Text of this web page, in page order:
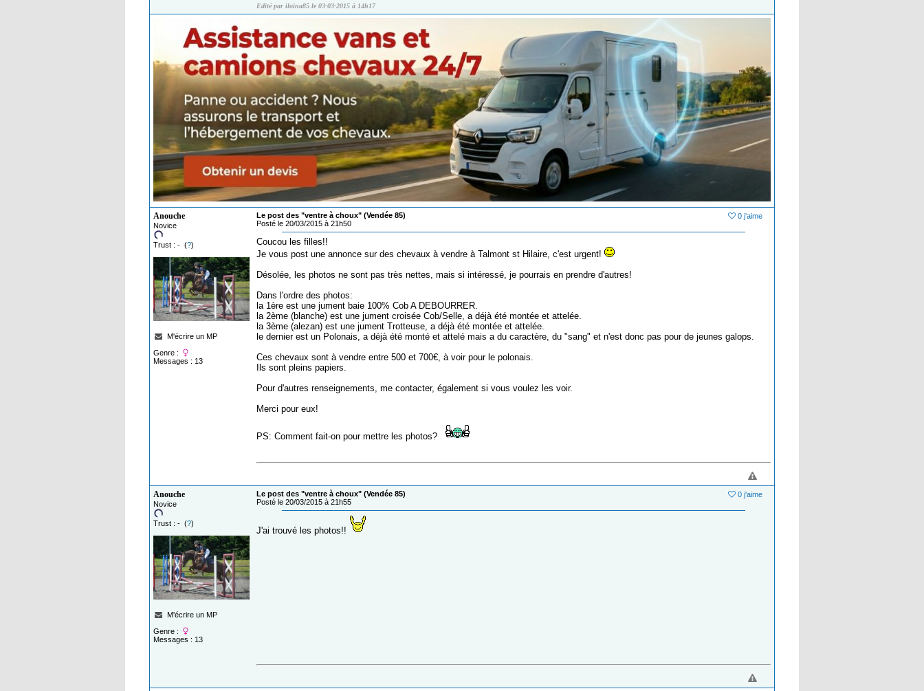
Edité par iloina85 le 03-03-2015 à 14h17
Anouche
Novice
Trust : - (?)
M'écrire un MP
Genre :
Messages : 13
0 j'aime
Le post des "ventre à choux" (Vendée 85)
Posté le 20/03/2015 à 21h50
Coucou les filles!!
Je vous post une annonce sur des chevaux à vendre à Talmont st Hilaire, c'est urgent!
Désolée, les photos ne sont pas très nettes, mais si intéressé, je pourrais en prendre d'autres!
Dans l'ordre des photos:
la 1ère est une jument baie 100% Cob A DEBOURRER.
la 2ème (blanche) est une jument croisée Cob/Selle, a déjà été montée et attelée.
la 3ème (alezan) est une jument Trotteuse, a déjà été montée et attelée.
le dernier est un Polonais, a déjà été monté et attelé mais a du caractère, du "sang" et n'est donc pas pour de jeunes galops.
Ces chevaux sont à vendre entre 500 et 700€, à voir pour le polonais.
Ils sont pleins papiers.
Pour d'autres renseignements, me contacter, également si vous voulez les voir.
Merci pour eux!
PS: Comment fait-on pour mettre les photos?
Anouche
Novice
Trust : - (?)
M'écrire un MP
Genre :
Messages : 13
0 j'aime
Le post des "ventre à choux" (Vendée 85)
Posté le 20/03/2015 à 21h55
J'ai trouvé les photos!!